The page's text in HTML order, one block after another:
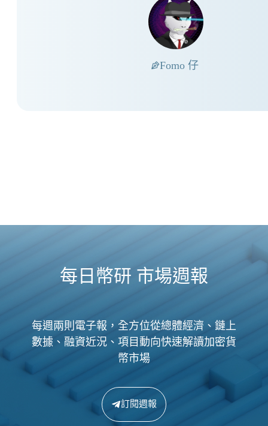
Fomo 仔
每日幣研 市場週報
每週兩則電子報，全方位從總體經濟、鏈上
數據、融資近況、項目動向快速解讀加密貨
幣市場
訂閱週報